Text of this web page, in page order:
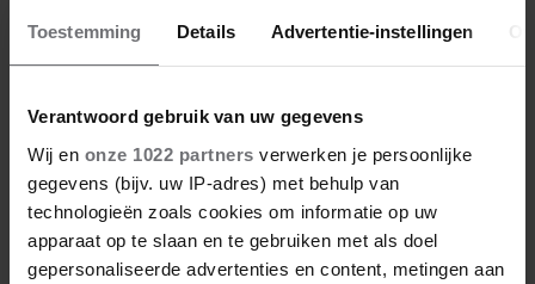
Toestemming Details Advertentie-instellingen
Verantwoord gebruik van uw gegevens
Wij en onze 1022 partners verwerken je persoonlijke
gegevens (bijv. uw IP-adres) met behulp van
technologieën zoals cookies om informatie op uw
apparaat op te slaan en te gebruiken met als doel
gepersonaliseerde advertenties en content, metingen aan